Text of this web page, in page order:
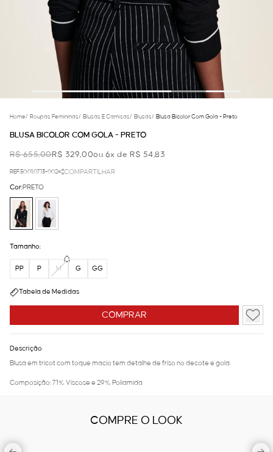
Home/ Roupas Femininas/ Blusas E Camisas/ Blusas/ Blusa Bicolor Com Gola - Preto
BLUSA BICOLOR COM GOLA - PRETO
R$ 655,00R$ 329,00ou 6x de R$ 54,83
REF.50.01.0713-002 COMPARTILHAR
COMPRAR
Cor:PRETO
Tamanho:
PP P M G GG
Tabela de Medidas
Descrição
Blusa em tricot com toque macio tem detalhe de friso no decote e gola.
Composição: 71% Viscose e 29% Poliamida
COMPRE O LOOK